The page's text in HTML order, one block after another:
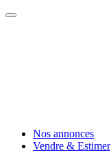
Nos annonces
Vendre & Estimer